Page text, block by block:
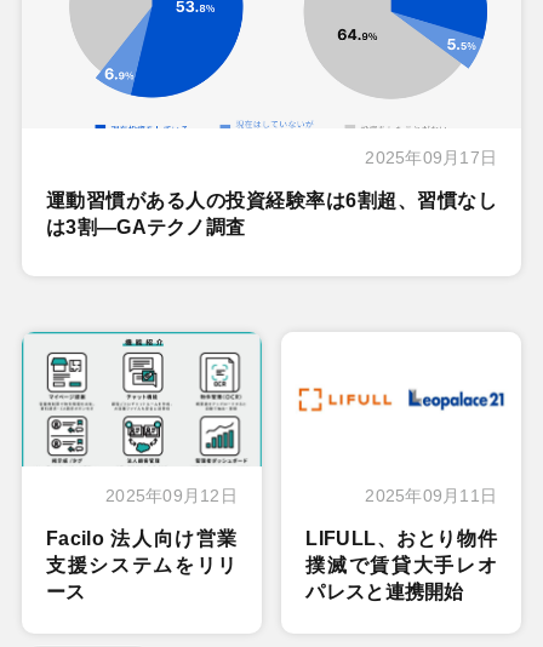
2025年09月17日
運動習慣がある人の投資経験率は6割超、習慣なし
は3割―GAテクノ調査
2025年09月12日
Facilo 法人向け営業
支援システムをリリ
ース
2025年09月11日
LIFULL、おとり物件
撲滅で賃貸大手レオ
パレスと連携開始